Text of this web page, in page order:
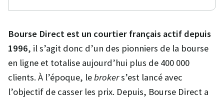
Bourse Direct est un courtier français actif depuis
1996, il s’agit donc d’un des pionniers de la bourse
en ligne et totalise aujourd’hui plus de 400 000
clients. À l’époque, lebrokers’est lancé avec
l’objectif de casser les prix. Depuis, Bourse Direct a